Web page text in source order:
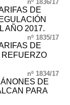
nº 1836/17
DE
AÑO 2017.
nº 1835/17
DE
nº 1834/17
DE
PARA